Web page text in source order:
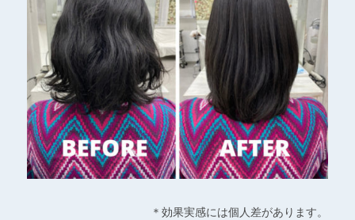
＊効果実感には個人差があります。